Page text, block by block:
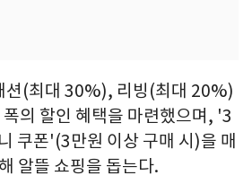
션(최대 30%), 리빙(최대 20%)
의 할인 혜택을 마련했으며, '3
쿠폰'(3만원 이상 구매 시)을 매
알뜰 쇼핑을 돕는다.